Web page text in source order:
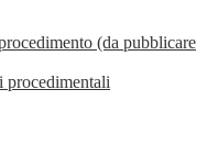
(da pubblicare
procedimentali